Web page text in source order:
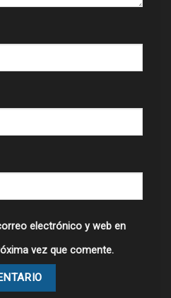
electrónico y web en
vez que comente.